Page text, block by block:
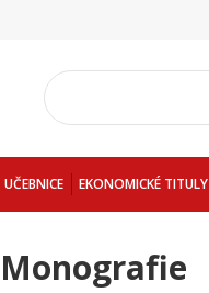
UČEBNICE EKONOMICKÉ TITULY
Monografie